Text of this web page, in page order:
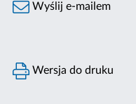
Wyślij e-mailem
Wersja do druku